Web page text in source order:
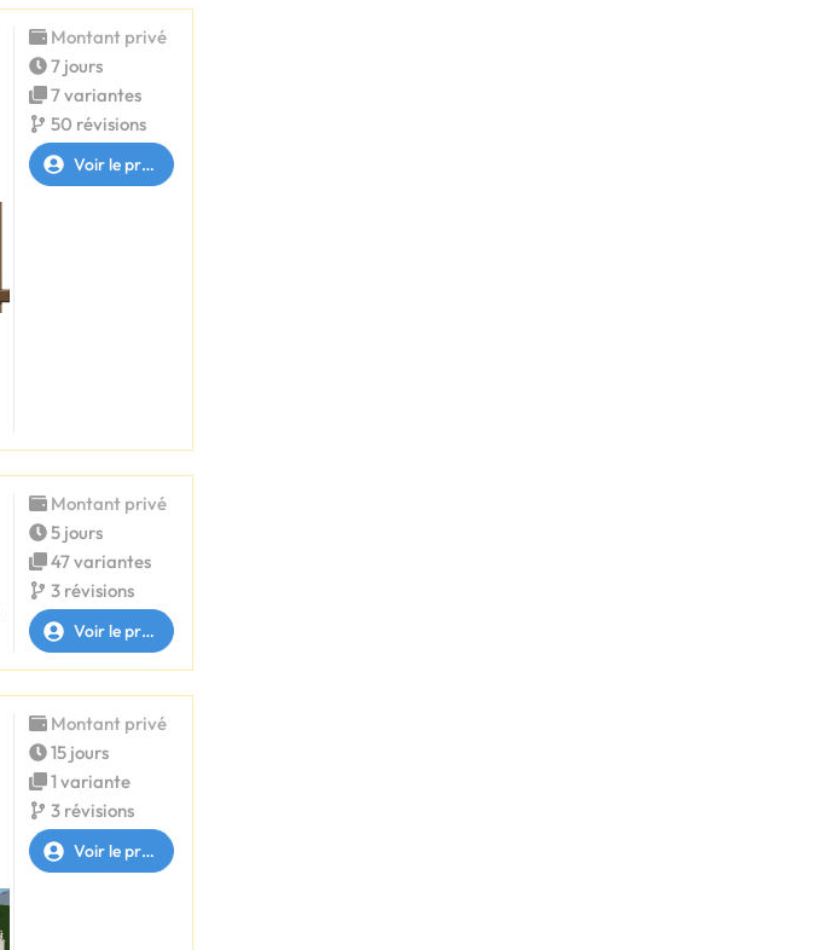
Montant privé
7 jours
7 variantes
50 révisions
Voir le profil
Montant privé
5 jours
47 variantes
3 révisions
Voir le profil
Montant privé
15 jours
1 variante
3 révisions
Voir le profil